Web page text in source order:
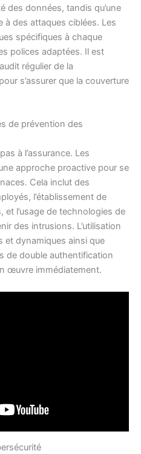
des données, tandis qu’une
à des attaques ciblées. Les
spécifiques à chaque
polices adaptées. Il est
régulier de la
s’assurer que la couverture
de prévention des
à l’assurance. Les
approche proactive pour se
Cela inclut des
l’établissement de
l’usage de technologies de
des intrusions. L’utilisation
et dynamiques ainsi que
de double authentification
œuvre immédiatement.